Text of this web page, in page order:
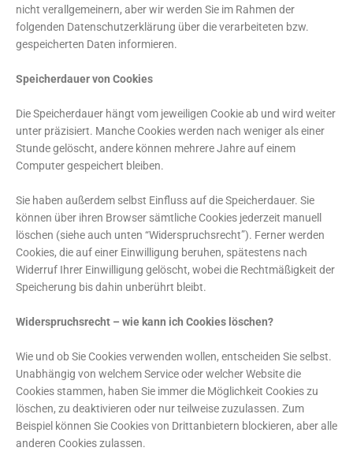
nicht verallgemeinern, aber wir werden Sie im Rahmen der
folgenden Datenschutzerklärung über die verarbeiteten bzw.
gespeicherten Daten informieren.
Speicherdauer von Cookies
Die Speicherdauer hängt vom jeweiligen Cookie ab und wird weiter
unter präzisiert. Manche Cookies werden nach weniger als einer
Stunde gelöscht, andere können mehrere Jahre auf einem
Computer gespeichert bleiben.
Sie haben außerdem selbst Einfluss auf die Speicherdauer. Sie
können über ihren Browser sämtliche Cookies jederzeit manuell
löschen (siehe auch unten “Widerspruchsrecht”). Ferner werden
Cookies, die auf einer Einwilligung beruhen, spätestens nach
Widerruf Ihrer Einwilligung gelöscht, wobei die Rechtmäßigkeit der
Speicherung bis dahin unberührt bleibt.
Widerspruchsrecht – wie kann ich Cookies löschen?
Wie und ob Sie Cookies verwenden wollen, entscheiden Sie selbst.
Unabhängig von welchem Service oder welcher Website die
Cookies stammen, haben Sie immer die Möglichkeit Cookies zu
löschen, zu deaktivieren oder nur teilweise zuzulassen. Zum
Beispiel können Sie Cookies von Drittanbietern blockieren, aber alle
anderen Cookies zulassen.